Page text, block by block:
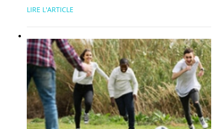
LIRE L'ARTICLE